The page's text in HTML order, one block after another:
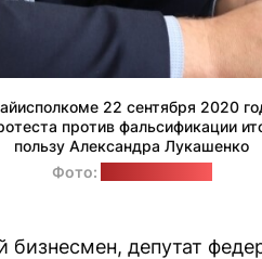
22 сентября 2020
против фальсификации
пользу Александра Лукашенко
Фото:
бизнесмен, депутат